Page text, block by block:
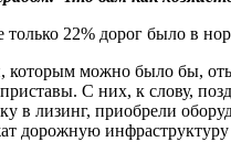
только 22% дорог было в
которым можно было бы,
приставы. С них, к слову,
в лизинг, приобрели
дорожную